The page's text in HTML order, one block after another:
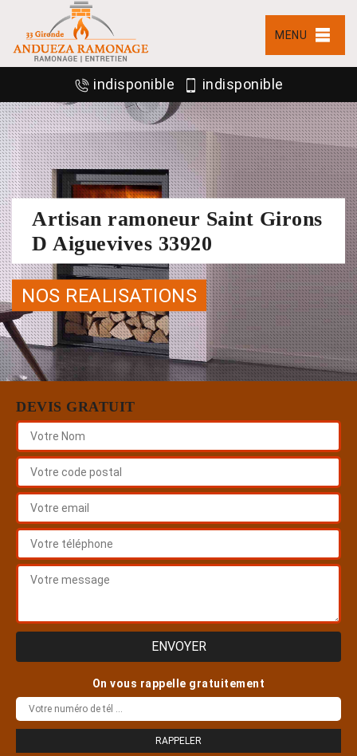
MENU
indisponible indisponible
Artisan ramoneur Saint Girons
D Aiguevives 33920
NOS REALISATIONS
DEVIS GRATUIT
On vous rappelle gratuitement